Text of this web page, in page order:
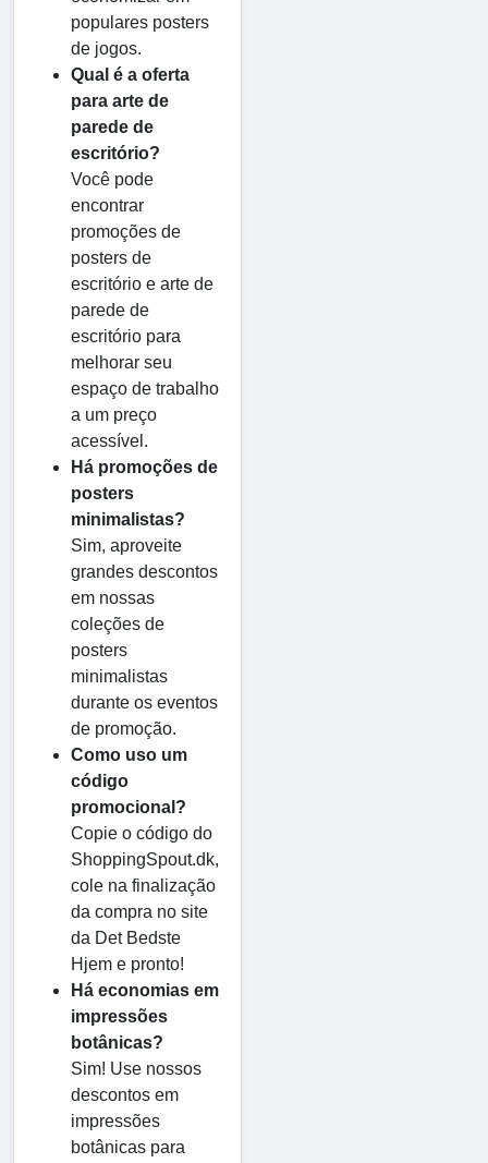
populares posters
de jogos.
Qual é a oferta
para arte de
parede de
escritório?
Você pode
encontrar
promoções de
posters de
escritório e arte de
parede de
escritório para
melhorar seu
espaço de trabalho
a um preço
acessível.
Há promoções de
posters
minimalistas?
Sim, aproveite
grandes descontos
em nossas
coleções de
posters
minimalistas
durante os eventos
de promoção.
Como uso um
código
promocional?
Copie o código do
ShoppingSpout.dk,
cole na finalização
da compra no site
da Det Bedste
Hjem e pronto!
Há economias em
impressões
botânicas?
Sim! Use nossos
descontos em
impressões
botânicas para